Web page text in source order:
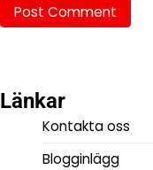
Länkar
Kontakta oss
Blogginlägg